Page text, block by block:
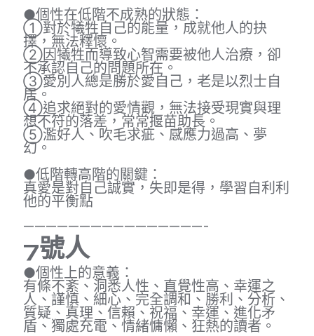
●個性在低階不成熟的狀態：
①對於犧牲自己的能量，成就他人的抉
擇，無法釋懷。
②因犧牲而導致心智需要被他人治療，卻
不承認自己的問題所在。
③愛別人總是勝於愛自己，老是以烈士自
居。
④追求絕對的愛情觀，無法接受現實與理
想不符的落差，常常揠苗助長。
⑤濫好人、吹毛求疵、感應力過高、夢
幻。
●低階轉高階的關鍵：
真愛是對自己誠實，失即是得，學習自利利
他的平衡點
————————————————-
7號人
●個性上的意義：
有條不紊、洞悉人性、直覺性高、幸運之
人、謹慎、細心、完全調和、勝利、分析、
質疑、真理、信賴、祝福、幸運、進化矛
盾、獨處充電、情緒慵懶、狂熱的讀者。